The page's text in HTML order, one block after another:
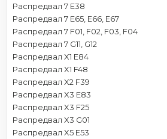
Распредвал 7 E38
Распредвал 7 E65, E66, E67
Распредвал 7 F01, F02, F03, F04
Распредвал 7 G11, G12
Распредвал X1 E84
Распредвал X1 F48
Распредвал X2 F39
Распредвал X3 E83
Распредвал X3 F25
Распредвал X3 G01
Распредвал X5 E53